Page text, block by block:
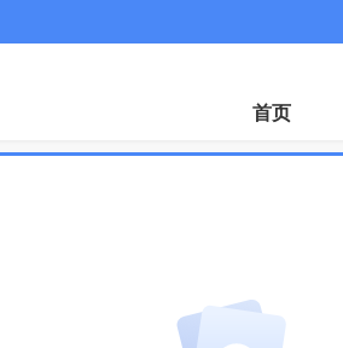
首页